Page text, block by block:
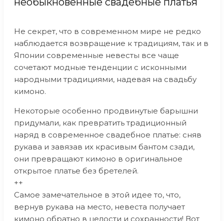
Не секрет, что в современном мире не редко
наблюдается возвращение к традициям, так и в
Японии современные невесты все чаще
сочетают модные тенденции с исконными
народными традициями, надевая на свадьбу
кимоно.
Некоторые особенно продвинутые барышни
придумали, как превратить традиционный
наряд в современное свадебное платье: сняв
рукава и завязав их красивым бантом сзади,
они превращают кимоно в оригинальное
открытое платье без бретелей.
++
Самое замечательное в этой идее то, что,
вернув рукава на место, невеста получает
кимоно обратно в целости и сохранности! Вот